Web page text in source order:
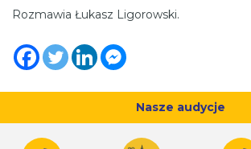
Rozmawia Łukasz Ligorowski.
Nasze audycje